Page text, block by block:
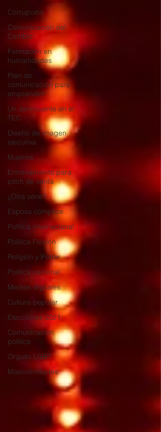
Corrupción
Comunicación del
Cambio
Formación en
humanidades
Plan de
comunicación para
emprendim
Un delincuente en el
TEC
Diseño de imagen
ejecutiva
Mujeres
Entrenamiento para
pitch de venta
¿Otra serie?
Esposa cómplice
Política internacional
Política Ficción
Religión y Poder
Política nacional
Medios digitales
Cultura popular
Elecciones 2021
Comunicación
política
Orgullo LGBT
Masculinidades